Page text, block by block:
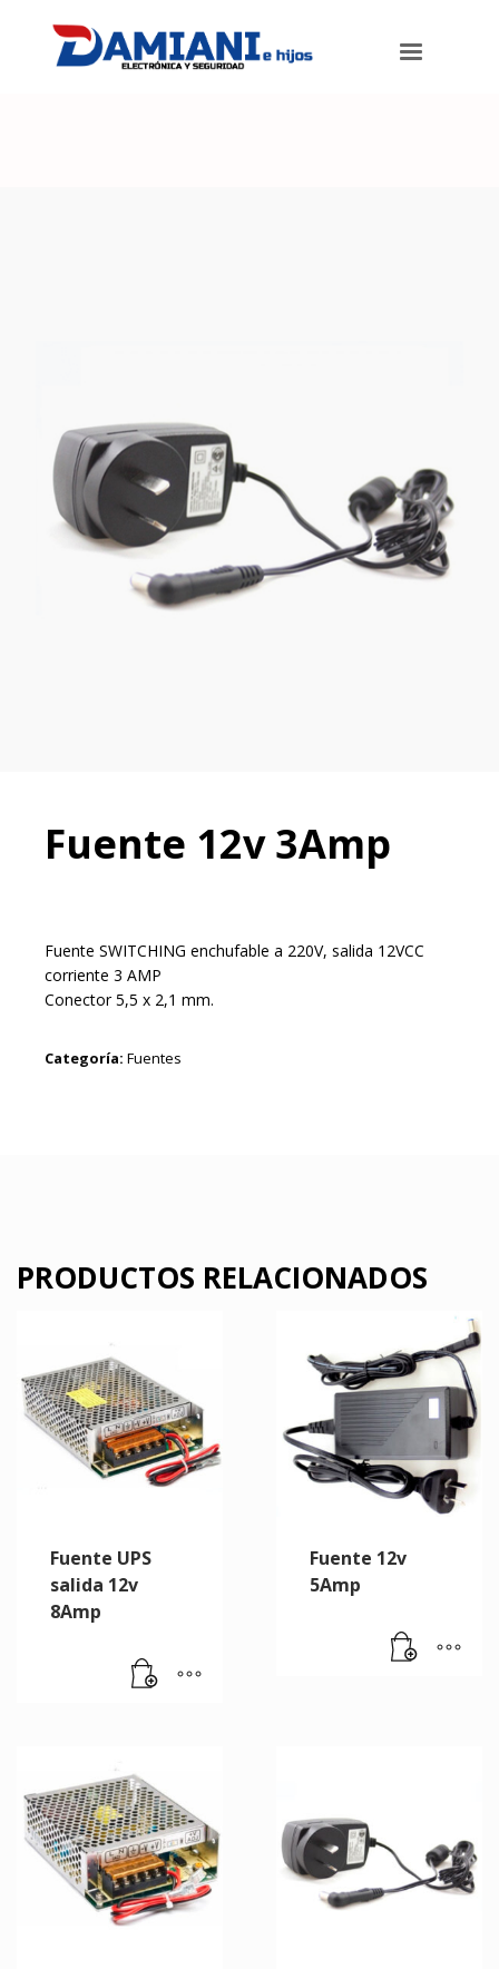
Fuente 12v 3Amp
Fuente SWITCHING enchufable a 220V, salida 12VCC
corriente 3 AMP
Conector 5,5 x 2,1 mm.
Categoría: Fuentes
PRODUCTOS RELACIONADOS
Fuente UPS
salida 12v
8Amp
Fuente 12v
5Amp